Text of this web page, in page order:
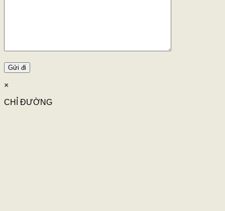
×
CHỈ ĐƯỜNG